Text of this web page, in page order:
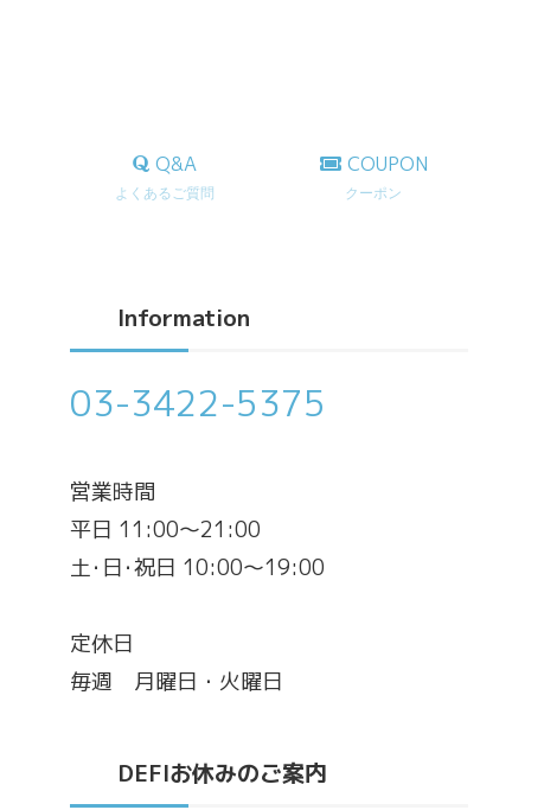
Q&A
よくあるご質問
COUPON
クーポン
Information
03-3422-5375
営業時間
平日 11:00～21:00
土･日･祝日 10:00～19:00
定休日
毎週 月曜日・火曜日
DEFIお休みのご案内